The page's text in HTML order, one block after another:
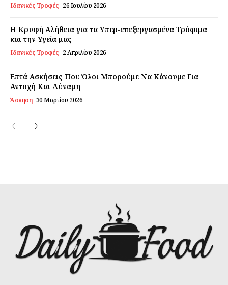
Σχετικά με εμάς
Αποποίηση Ευθυνών
Ο λογαριασμός μου
Επικοινωνία
Ιδανικές Τροφές 26 Ιουλίου 2026
Η Κρυφή Αλήθεια για τα Υπερ-επεξεργασμένα Τρόφιμα
και την Υγεία μας
Ιδανικές Τροφές 2 Απριλίου 2026
Επτά Ασκήσεις Που Όλοι Μπορούμε Να Κάνουμε Για
Αντοχή Και Δύναμη
Άσκηση 30 Μαρτίου 2026